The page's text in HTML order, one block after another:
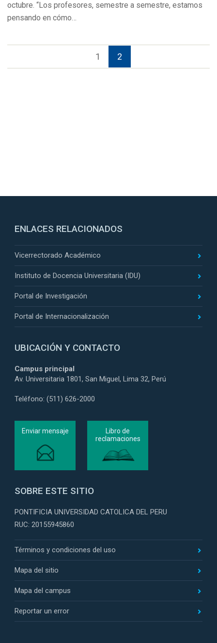
octubre. “Los profesores, semestre a semestre, estamos
pensando en cómo…
1 2
ENLACES RELACIONADOS
Vicerrectorado Académico
Instituto de Docencia Universitaria (IDU)
Portal de Investigación
Portal de Internacionalización
UBICACIÓN Y CONTACTO
Campus principal
Av. Universitaria 1801, San Miguel, Lima 32, Perú
Teléfono: (511) 626-2000
Enviar mensaje
Libro de
reclamaciones
SOBRE ESTE SITIO
PONTIFICIA UNIVERSIDAD CATOLICA DEL PERU
RUC: 20155945860
Términos y condiciones del uso
Mapa del sitio
Mapa del campus
Reportar un error